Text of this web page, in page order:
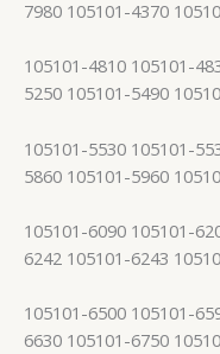
7980 105101-4370
105101-4810 105101-
5250 105101-5490
105101-5530 105101-
5860 105101-5960
105101-6090 105101-
6242 105101-6243
105101-6500 105101-
6630 105101-6750